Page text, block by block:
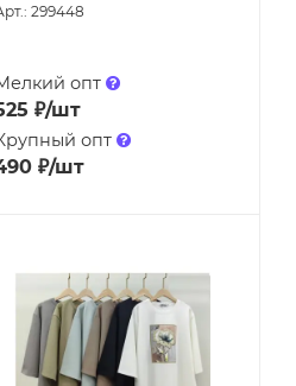
299448
опт
₽/шт
опт
₽/шт